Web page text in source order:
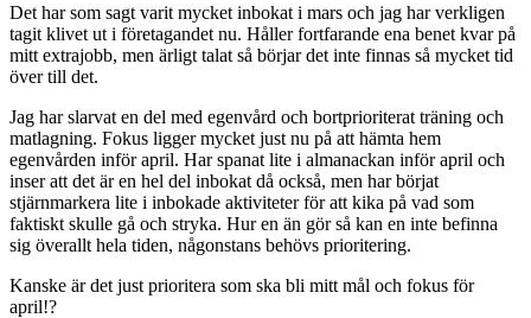
Det har som sagt varit mycket inbokat i mars och jag har verkligen
tagit klivet ut i företagandet nu. Håller fortfarande ena benet kvar på
mitt extrajobb, men ärligt talat så börjar det inte finnas så mycket tid
över till det.
Jag har slarvat en del med egenvård och bortprioriterat träning och
matlagning. Fokus ligger mycket just nu på att hämta hem
egenvården inför april. Har spanat lite i almanackan inför april och
inser att det är en hel del inbokat då också, men har börjat
stjärnmarkera lite i inbokade aktiviteter för att kika på vad som
faktiskt skulle gå och stryka. Hur en än gör så kan en inte befinna
sig överallt hela tiden, någonstans behövs prioritering.
Kanske är det just prioritera som ska bli mitt mål och fokus för
april!?